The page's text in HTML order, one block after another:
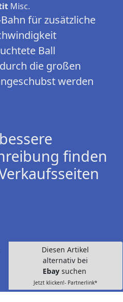
Misc.
für zusätzliche
Ball
die großen
werden
finden
Diesen Artikel
alternativ bei
Ebay suchen
Jetzt klicken!- Partnerlink*